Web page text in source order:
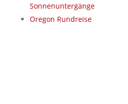
Sonnenuntergänge
Oregon Rundreise